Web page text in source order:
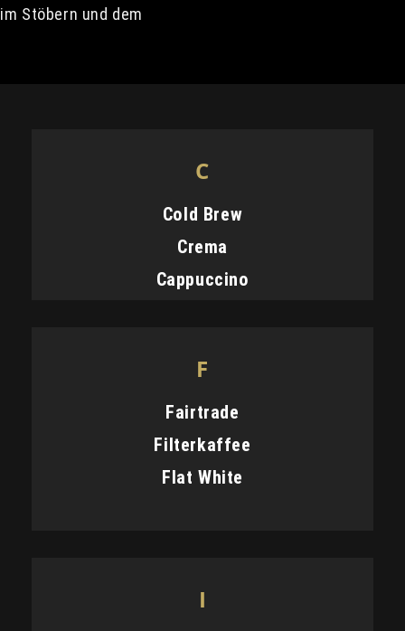
Stöbern und dem
C
Cold Brew
Crema
Cappuccino
F
Fairtrade
Filterkaffee
Flat White
I